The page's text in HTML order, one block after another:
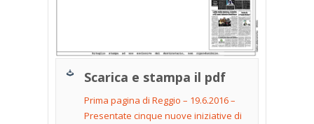
Scarica e stampa il pdf
Prima pagina di Reggio – 19.6.2016 –
Presentate cinque nuove iniziative di